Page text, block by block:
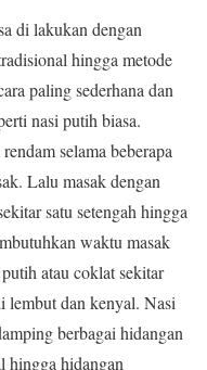
di lakukan dengan
hingga metode
paling sederhana dan
nasi putih biasa.
selama beberapa
Lalu masak dengan
satu setengah hingga
waktu masak
atau coklat sekitar
lembut dan kenyal. Nasi
berbagai hidangan
hingga hidangan